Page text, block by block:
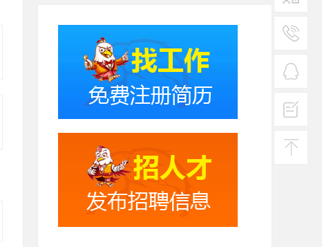
二维码
热线
客服
建议